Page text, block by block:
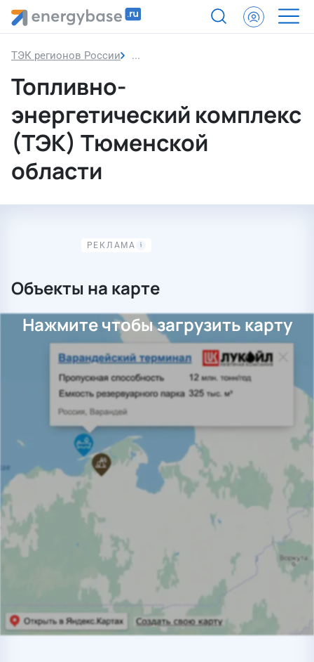
ТЭК регионов России Тюменская область
Топливно-
энергетический комплекс
(ТЭК) Тюменской
области
Объекты на карте
Нажмите чтобы загрузить карту